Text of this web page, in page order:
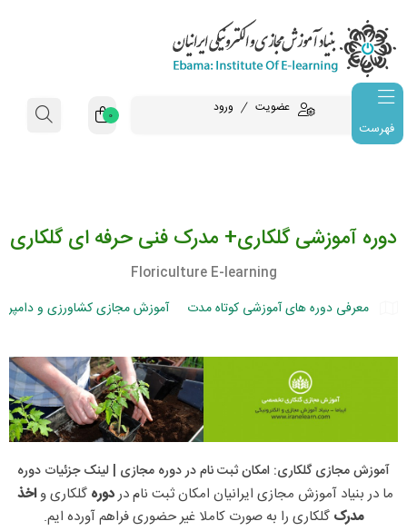
عضویت ورود 0
فهرست
دوره آموزشی گلکاری+ مدرک فنی حرفه ای گلکاری
Floriculture E-learning
معرفی دوره های آموزشی کوتاه مدت
آموزش مجازی کشاورزی و
آموزش مجازی گلکاری: امکان ثبت نام در دوره مجازی​ | لینک جزئیات دوره
ما در بنیاد آموزش مجازی ایرانیان امکان ثبت نام در دوره گلکاری و
مدرک گلکاری را به صورت کاملا غیر حضوری فراهم آورده ایم.